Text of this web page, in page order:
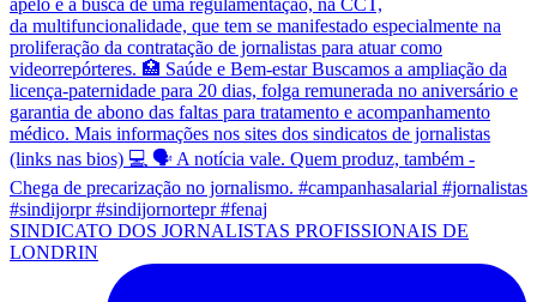
SINDICATO DOS JORNALISTAS PROFISSIONAIS DE
LONDRIN